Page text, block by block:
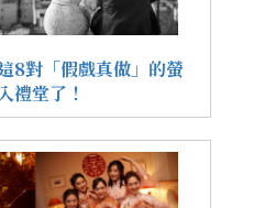
8對「假戲真做」的螢
禮堂了！